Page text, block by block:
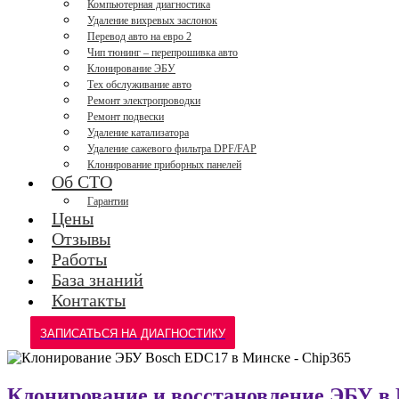
Компьютерная диагностика
Удаление вихревых заслонок
Перевод авто на евро 2
Чип тюнинг – перепрошивка авто
Клонирование ЭБУ
Тех обслуживание авто
Ремонт электропроводки
Ремонт подвески
Удаление катализатора
Удаление сажевого фильтра DPF/FAP
Клонирование приборных панелей
Об СТО
Гарантии
Цены
Отзывы
Работы
База знаний
Контакты
ЗАПИСАТЬСЯ НА ДИАГНОСТИКУ